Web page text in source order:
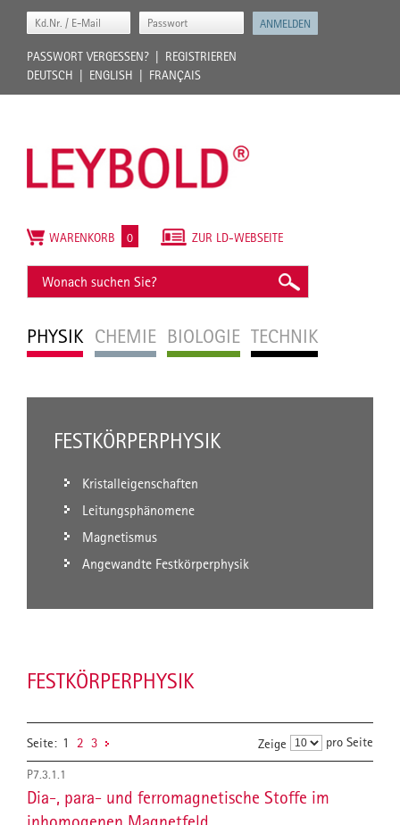
PASSWORT VERGESSEN?
REGISTRIEREN
DEUTSCH
ENGLISH FRANÇAIS
PHYSIK CHEMIE BIOLOGIE TECHNIK
ZUR LD-WEBSEITE
WARENKORB 0
FESTKÖRPERPHYSIK
Kristalleigenschaften
Leitungsphänomene
Magnetismus
Angewandte Festkörperphysik
FESTKÖRPERPHYSIK
Seite: 1 2 3 Zeige pro Seite
P7.3.1.1
Dia-, para- und ferromagnetische Stoffe im